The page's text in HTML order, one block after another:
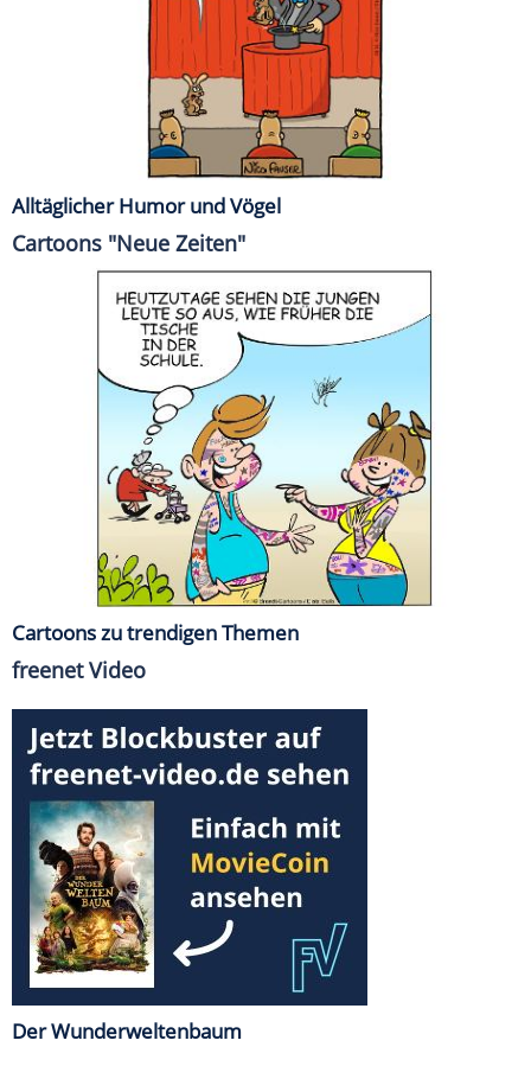
Alltäglicher Humor und Vögel
Cartoons "Neue Zeiten"
Cartoons zu trendigen Themen
freenet Video
Der Wunderweltenbaum